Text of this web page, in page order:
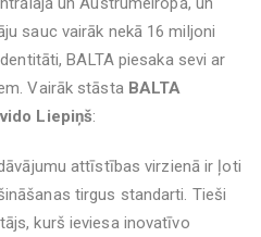
sauc vairāk nekā 16 miljoni
BALTA piesaka sevi ar
Vairāk stāsta BALTA
Liepiņš:
attīstības virzienā ir ļoti
tirgus standarti. Tieši
kurš ieviesa inovatīvo